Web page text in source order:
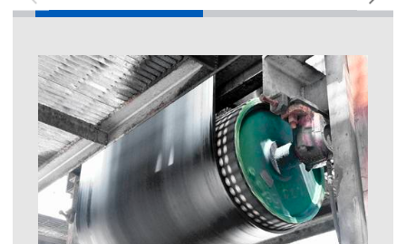
運輸材質 無包膠 人字形/菱形 陶瓷
乾 0.3 0.4~0.5 0.7~0.8
溼 0.1~0.2 0.2~0.25 0.4~0.8
泥 0.18~0.2 0.4~0.5